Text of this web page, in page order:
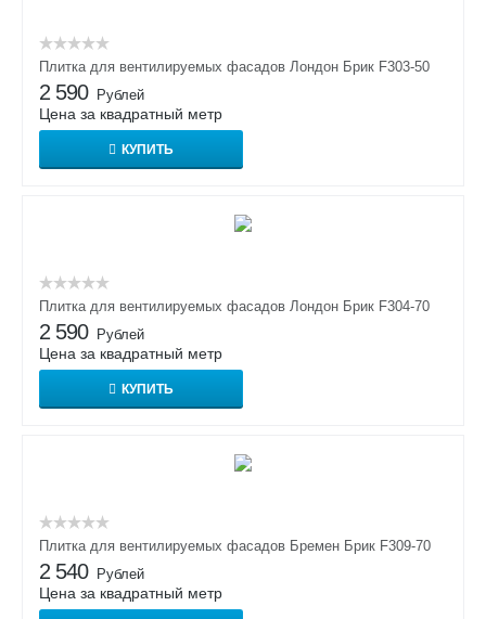
Плитка для вентилируемых фасадов Лондон Брик F303-50
2 590 Рублей
Цена за квадратный метр
КУПИТЬ
Плитка для вентилируемых фасадов Лондон Брик F304-70
2 590 Рублей
Цена за квадратный метр
КУПИТЬ
Плитка для вентилируемых фасадов Бремен Брик F309-70
2 540 Рублей
Цена за квадратный метр